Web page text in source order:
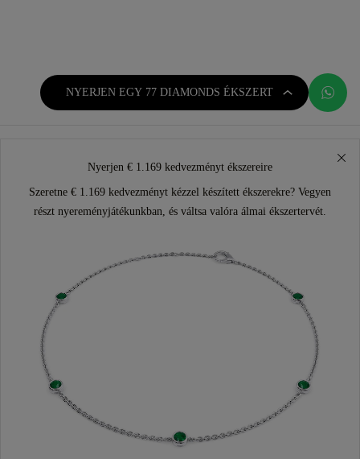
NYERJEN EGY 77 DIAMONDS ÉKSZERT
Nyerjen € 1.169 kedvezményt ékszereire
Szeretne € 1.169 kedvezményt kézzel készített ékszerekre? Vegyen
részt nyereményjátékunkban, és váltsa valóra álmai ékszertervét.